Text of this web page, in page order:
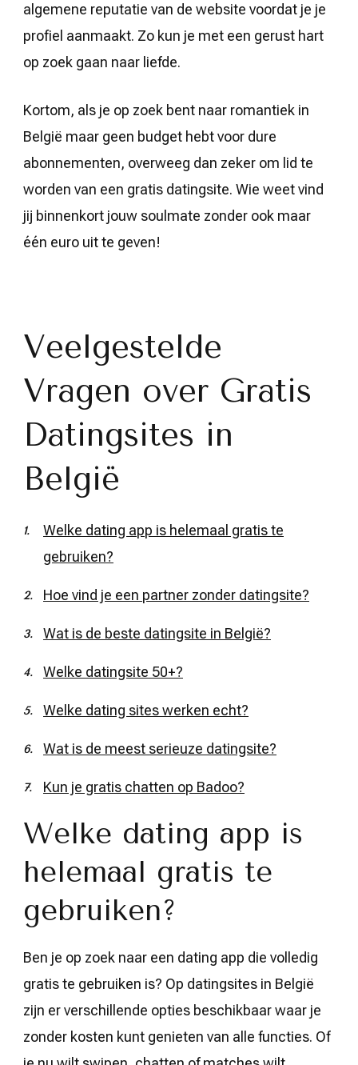
algemene reputatie van de website voordat je je
profiel aanmaakt. Zo kun je met een gerust hart
op zoek gaan naar liefde.
Kortom, als je op zoek bent naar romantiek in
België maar geen budget hebt voor dure
abonnementen, overweeg dan zeker om lid te
worden van een gratis datingsite. Wie weet vind
jij binnenkort jouw soulmate zonder ook maar
één euro uit te geven!
Veelgestelde
Vragen over Gratis
Datingsites in
België
Welke dating app is helemaal gratis te
gebruiken?
Hoe vind je een partner zonder datingsite?
Wat is de beste datingsite in België?
Welke datingsite 50+?
Welke dating sites werken echt?
Wat is de meest serieuze datingsite?
Kun je gratis chatten op Badoo?
Welke dating app is
helemaal gratis te
gebruiken?
Ben je op zoek naar een dating app die volledig
gratis te gebruiken is? Op datingsites in België
zijn er verschillende opties beschikbaar waar je
zonder kosten kunt genieten van alle functies. Of